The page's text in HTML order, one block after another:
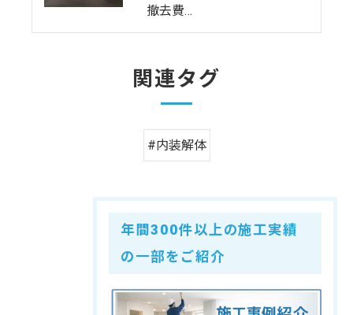
撤去費…
関連タグ
#内装解体
年間300件以上の施工実績
の一部をご紹介